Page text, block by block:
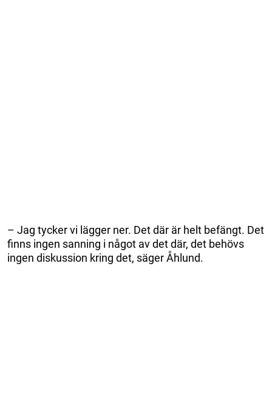
– Jag tycker vi lägger ner. Det där är helt befängt. Det
finns ingen sanning i något av det där, det behövs
ingen diskussion kring det, säger Åhlund.